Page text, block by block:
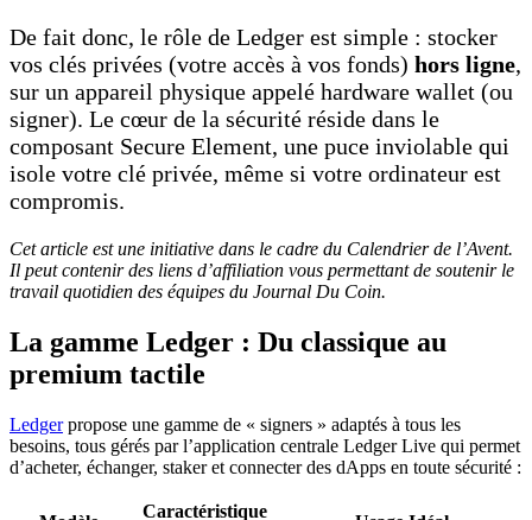
De fait donc, le rôle de Ledger est simple : stocker
vos clés privées (votre accès à vos fonds) hors ligne,
sur un appareil physique appelé hardware wallet (ou
signer). Le cœur de la sécurité réside dans le
composant Secure Element, une puce inviolable qui
isole votre clé privée, même si votre ordinateur est
compromis.
Cet article est une initiative dans le cadre du Calendrier de l’Avent.
Il peut contenir des liens d’affiliation vous permettant de soutenir le
travail quotidien des équipes du Journal Du Coin.
La gamme Ledger : Du classique au
premium tactile
Ledgerpropose une gamme de « signers » adaptés à tous les
besoins, tous gérés par l’application centrale Ledger Live qui permet
d’acheter, échanger, staker et connecter des dApps en toute sécurité :
Caractéristique